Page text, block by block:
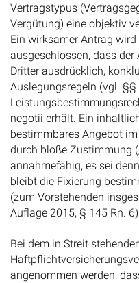
Vertragstypus
Vergütung) eine objektiv
Ein wirksamer Antrag
ausgeschlossen, dass
Dritter ausdrücklich,
Auslegungsregeln (vgl.
negotii erhält. Ein
bestimmbares Angebot
durch bloße Zustimmung
annahmefähig, es sei
bleibt die Fixierung
(zum Vorstehenden
Auflage 2015, § 145 Rn.
Bei dem in Streit
angenommen werden,